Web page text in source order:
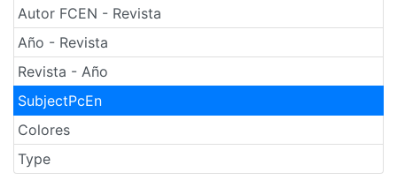
Autor FCEN - Revista
Año - Revista
Revista - Año
SubjectPcEn
Colores
Type